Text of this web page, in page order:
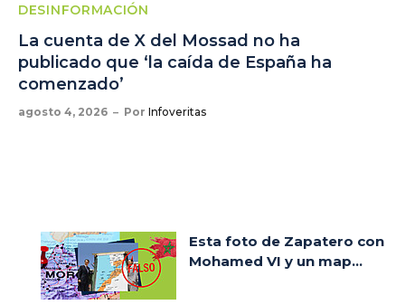
DESINFORMACIÓN
La cuenta de X del Mossad no ha
publicado que ‘la caída de España ha
comenzado’
agosto 4, 2026 Por Infoveritas
Esta foto de Zapatero con
Mohamed VI y un map...